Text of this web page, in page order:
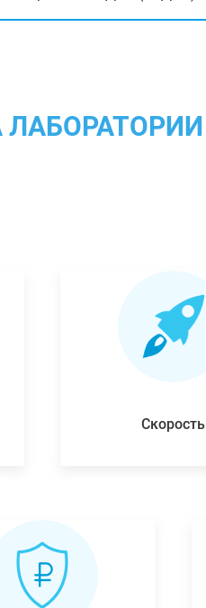
Скорость